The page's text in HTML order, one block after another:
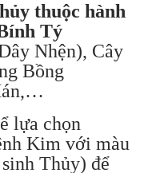
thuộc hành
Tý
Nhện), Cây
Bồng
lựa chọn
Kim với màu
Thủy) để